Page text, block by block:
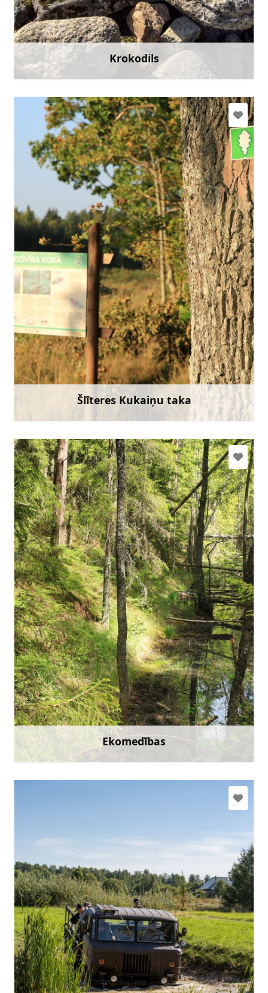
Krokodils
Doties
Uzzināt vairāk
Šlīteres Kukaiņu taka
slitere@daba.gov.lv
+371 67800389
Doties
Uzzināt vairāk
Ekomedības
afelts@inbox.lv
+371 29183090
Doties
Uzzināt vairāk